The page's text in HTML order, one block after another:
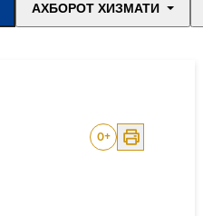
АХБОРОТ ХИЗМАТИ
0+